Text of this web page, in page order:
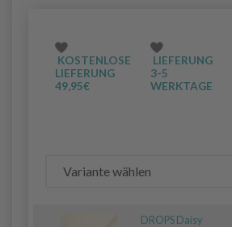
KOSTENLOSE
LIEFERUNG
49,95€
LIEFERUNG
3-5
WERKTAGE
DROPS Daisy